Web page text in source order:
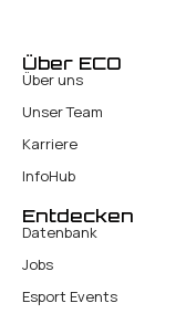
Über ECO
Über uns
Unser Team
Karriere
InfoHub
Entdecken
Datenbank
Jobs
Esport Events